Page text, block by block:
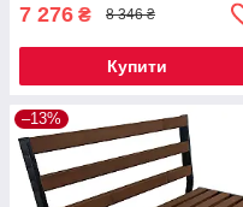
7 276 ₴ 8 346 ₴
Купити
–13%